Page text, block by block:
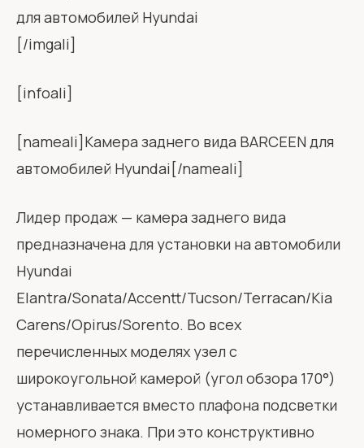
[/imgali]
[infoali]
[nameali]Камера заднего вида BARCEEN для
автомобилей Hyundai[/nameali]
Лидер продаж — камера заднего вида
предназначена для установки на автомобили
Hyundai
Elantra/Sonata/Accentt/Tucson/Terracan/Kia
Carens/Opirus/Sorento. Во всех
перечисленных моделях узел с
широкоугольной камерой (угол обзора 170°)
устанавливается вместо плафона подсветки
номерного знака. При это конструктивно